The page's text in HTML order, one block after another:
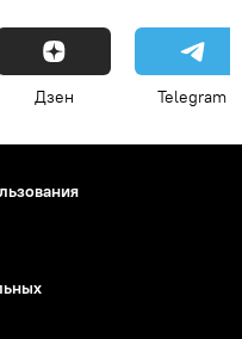
Дзен Telegram